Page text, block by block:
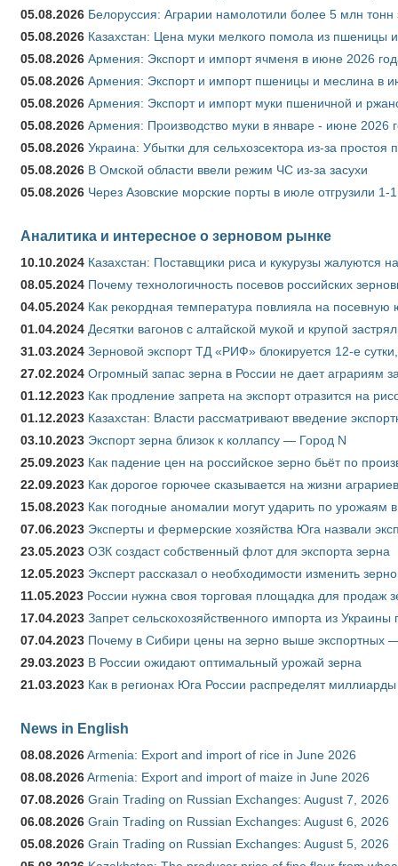
05.08.2026 Белоруссия: Аграрии намолотили более 5 млн тонн
05.08.2026 Казахстан: Цена муки мелкого помола из пшеницы
05.08.2026 Армения: Экспорт и импорт ячменя в июне 2026
05.08.2026 Армения: Экспорт и импорт пшеницы и меслина в
05.08.2026 Армения: Экспорт и импорт муки пшеничной и
05.08.2026 Армения: Производство муки в январе - июне 2026
05.08.2026 Украина: Убытки для сельхозсектора из-за простоя
05.08.2026 В Омской области ввели режим ЧС из-за засухи
05.08.2026 Через Азовские морские порты в июле отгрузили
Аналитика и интересное о зерновом рынке
10.10.2024 Казахстан: Поставщики риса и кукурузы жалуются
08.05.2024 Почему технологичность посевов российских
04.05.2024 Как рекордная температура повлияла на
01.04.2024 Десятки вагонов с алтайской мукой и крупой
31.03.2024 Зерновой экспорт ТД «РИФ» блокируется 12-е
27.02.2024 Огромный запас зерна в России не дает аграриям
01.12.2023 Как продление запрета на экспорт отразится на
01.12.2023 Казахстан: Власти рассматривают введение
03.10.2023 Экспорт зерна близок к коллапсу — Город N
25.09.2023 Как падение цен на российское зерно бьёт по
22.09.2023 Как дорогое горючее сказывается на жизни аграриев
15.08.2023 Как погодные аномалии могут ударить по урожаям
07.06.2023 Эксперты и фермерские хозяйства Юга назвали
23.05.2023 ОЗК создаст собственный флот для экспорта зерна
12.05.2023 Эксперт рассказал о необходимости изменить
11.05.2023 России нужна своя торговая площадка для продаж
17.04.2023 Запрет сельскохозяйственного импорта из
07.04.2023 Почему в Сибири цены на зерно выше экспортных
29.03.2023 В России ожидают оптимальный урожай зерна
21.03.2023 Как в регионах Юга России распределят
News in English
08.08.2026Armenia: Export and import of rice in June 2026
08.08.2026Armenia: Export and import of maize in June 2026
07.08.2026 Grain Trading on Russian Exchanges: August 7, 2026
06.08.2026 Grain Trading on Russian Exchanges: August 6, 2026
05.08.2026 Grain Trading on Russian Exchanges: August 5, 2026